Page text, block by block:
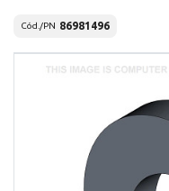
Cód./PN 86981496